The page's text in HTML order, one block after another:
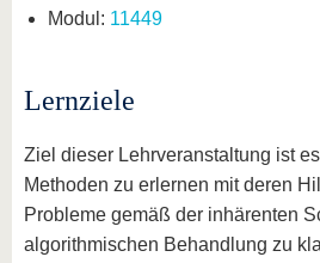
Modul: 11449
Lernziele
Ziel dieser Lehrveranstaltung ist
Methoden zu erlernen mit deren
Probleme gemäß der inhärenten
algorithmischen Behandlung zu